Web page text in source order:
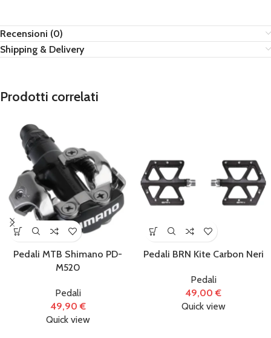
Recensioni (0)
Shipping & Delivery
Prodotti correlati
Pedali MTB Shimano PD-
M520
Pedali
49,90€
Quick view
Pedali BRN Kite Carbon Neri
Pedali
49,00€
Quick view